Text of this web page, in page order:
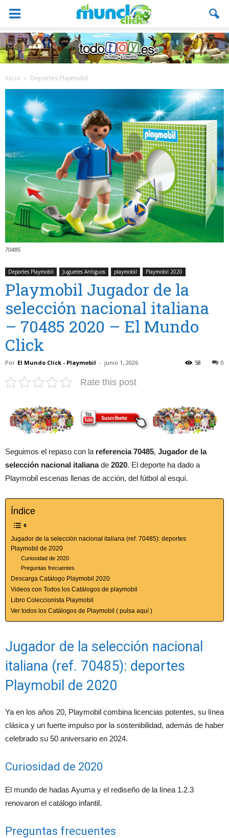
Inicio Deportes Playmobil
70485
Deportes Playmobil Juguetes Antiguos playmobil Playmobil 2020
Playmobil Jugador de la
selección nacional italiana
– 70485 2020 – El Mundo
Click
Por El Mundo Click - Playmobil - junio 1, 2026 0
58
Rate this post
Seguimos el repaso con la referencia 70485, Jugador de la
selección nacional italianade 2020. El deporte ha dado a
Playmobil escenas llenas de acción, del fútbol al esquí.
Índice
Jugador de la selección nacional italiana (ref. 70485): deportes
Playmobil de 2020
Curiosidad de 2020
Preguntas frecuentes
Descarga Catálogo Playmobil 2020
Videos con Todos los Catálogos de playmobil
Libro Coleccionista Playmobil
Ver todos los Catálogos de Playmobil ( pulsa aquí )
Jugador de la selección nacional
italiana (ref. 70485): deportes
Playmobil de 2020
Ya en los años 20, Playmobil combina licencias potentes, su línea
clásica y un fuerte impulso por la sostenibilidad, además de haber
celebrado su 50 aniversario en 2024.
Curiosidad de 2020
El mundo de hadas Ayuma y el rediseño de la línea 1.2.3
renovaron el catálogo infantil.
Preguntas frecuentes